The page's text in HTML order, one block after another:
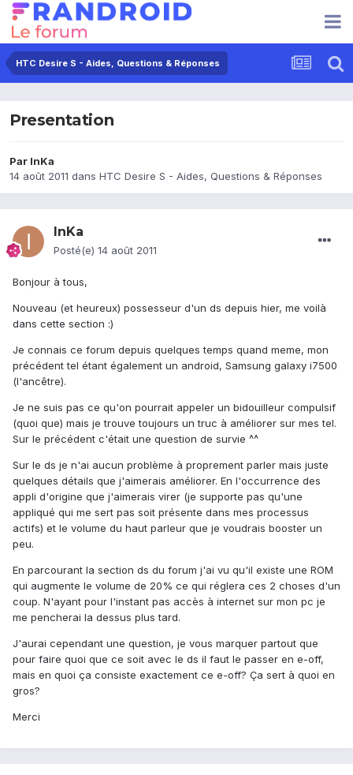
HTC Desire S - Aides, Questions & Réponses
Presentation
Par InKa
14 août 2011 dans HTC Desire S - Aides, Questions & Réponses
InKa
Posté(e) 14 août 2011
Bonjour à tous,
Nouveau (et heureux) possesseur d'un ds depuis hier, me voilà
dans cette section :)
Je connais ce forum depuis quelques temps quand meme, mon
précédent tel étant également un android, Samsung galaxy i7500
(l'ancêtre).
Je ne suis pas ce qu'on pourrait appeler un bidouilleur compulsif
(quoi que) mais je trouve toujours un truc à améliorer sur mes tel.
Sur le précédent c'était une question de survie ^^
Sur le ds je n'ai aucun problème à proprement parler mais juste
quelques détails que j'aimerais améliorer. En l'occurrence des
appli d'origine que j'aimerais virer (je supporte pas qu'une
appliqué qui me sert pas soit présente dans mes processus
actifs) et le volume du haut parleur que je voudrais booster un
peu.
En parcourant la section ds du forum j'ai vu qu'il existe une ROM
qui augmente le volume de 20% ce qui réglera ces 2 choses d'un
coup. N'ayant pour l'instant pas accès à internet sur mon pc je
me pencherai la dessus plus tard.
J'aurai cependant une question, je vous marquer partout que
pour faire quoi que ce soit avec le ds il faut le passer en e-off,
mais en quoi ça consiste exactement ce e-off? Ça sert à quoi en
gros?
Merci